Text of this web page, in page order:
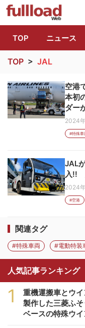
ト
TOP ニュース
TOP > JAL
空港
本初
ダー
2024
#特殊車
JAL
入!!
2024
#空港
関連タグ
#特殊車両 #電動特装
人気記事ランキング
1
重機運搬車とウ
製作した三菱ふそ
ベースの特殊ウイ